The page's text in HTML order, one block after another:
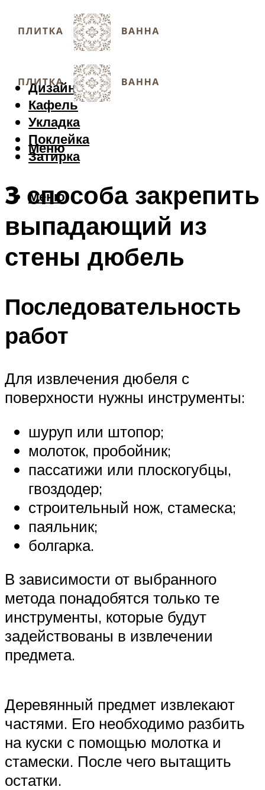
Дизайн
Кафель
Укладка
Поклейка
Затирка
Меню
Меню
3 способа закрепить
выпадающий из
стены дюбель
Последовательность
работ
Для извлечения дюбеля с
поверхности нужны инструменты:
шуруп или штопор;
молоток, пробойник;
пассатижи или плоскогубцы,
гвоздодер;
строительный нож, стамеска;
паяльник;
болгарка.
В зависимости от выбранного
метода понадобятся только те
инструменты, которые будут
задействованы в извлечении
предмета.
Деревянный предмет извлекают
частями. Его необходимо разбить
на куски с помощью молотка и
стамески. После чего вытащить
остатки.